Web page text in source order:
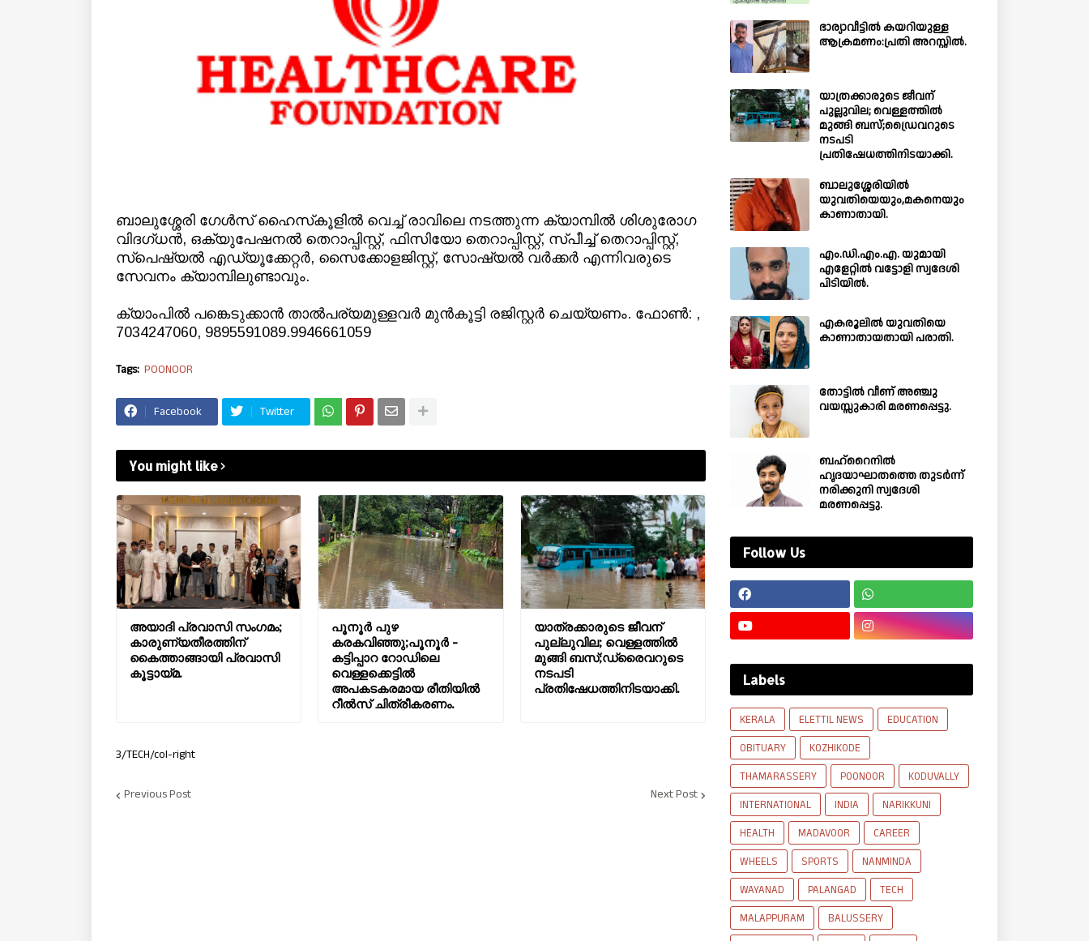
ബാലുശ്ശേരി ഗേള്‍സ് ഹൈസ്‌കൂളില്‍ വെച്ച് രാവിലെ നടത്തുന്ന ക്യാമ്പില്‍ ശിശുരോഗ
വിദഗ്ധന്‍, ഒക്യുപേഷനല്‍ തെറാപ്പിസ്റ്റ്, ഫിസിയോ തെറാപ്പിസ്റ്റ്, സ്പീച്ച് തെറാപ്പിസ്റ്റ്,
സ്‌പെഷ്യല്‍ എഡ്യൂക്കേറ്റര്‍, സൈക്കോളജിസ്റ്റ്, സോഷ്യല്‍ വര്‍ക്കര്‍ എന്നിവരുടെ
സേവനം ക്യാമ്പിലുണ്ടാവും.
ക്യാംപിൽ പങ്കെടുക്കാൻ താല്‍പര്യമുള്ളവര്‍ മുന്‍കൂട്ടി രജിസ്റ്റര്‍ ചെയ്യണം. ഫോണ്‍: ,
7034247060, 9895591089.9946661059
Tags: POONOOR
Facebook Twitter
You might like
അയാദി പ്രവാസി സംഗമം;
കാരുണ്യതീരത്തിന്
കൈത്താങ്ങായി പ്രവാസി
കൂട്ടായ്മ.
പൂനൂർ പുഴ
കരകവിഞ്ഞു;പൂനൂർ -
കട്ടിപ്പാറ റോഡിലെ
വെള്ളക്കെട്ടിൽ
അപകടകരമായ രീതിയിൽ
റീൽസ് ചിത്രീകരണം.
യാത്രക്കാരുടെ ജീവന്
പുല്ലുവില; വെള്ളത്തിൽ
മുങ്ങി ബസ്;ഡ്രൈവറുടെ
നടപടി
പ്രതിഷേധത്തിനിടയാക്കി.
3/TECH/col-right
Previous Post Next Post
ഭാര്യാവീട്ടിൽ കയറിയുള്ള
ആക്രമണം:പ്രതി അറസ്റ്റിൽ.
യാത്രക്കാരുടെ ജീവന്
പുല്ലുവില; വെള്ളത്തിൽ
മുങ്ങി ബസ്;ഡ്രൈവറുടെ
നടപടി
പ്രതിഷേധത്തിനിടയാക്കി.
ബാലുശ്ശേരിയില്‍
യുവതിയെയും,മകനെയും
കാണാതായി.
എം.ഡി.എം.എ. യുമായി
എളേറ്റിൽ വട്ടോളി സ്വദേശി
പിടിയിൽ.
എകരൂലിൽ യുവതിയെ
കാണാതായതായി പരാതി.
തോട്ടിൽ വീണ് അഞ്ചു
വയസ്സുകാരി മരണപ്പെട്ടു.
ബഹ്‌റൈനിൽ
ഹൃദയാഘാതത്തെ തുടർന്ന്
നരിക്കുനി സ്വദേശി
മരണപ്പെട്ടു.
Follow Us
Labels
KERALA ELETTIL NEWS
EDUCATION
OBITUARY
KOZHIKODE
THAMARASSERY
POONOOR
KODUVALLY
INTERNATIONAL
INDIA
NARIKKUNI
HEALTH
MADAVOOR
CAREER
WHEELS
SPORTS
NANMINDA
WAYANAD
PALANGAD
TECH
MALAPPURAM
BALUSSERY